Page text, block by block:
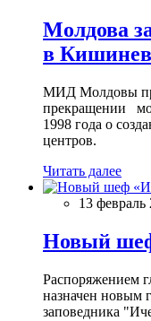
Молдова
в
МИД Молдовы
прекращении
1998 года о
центров.
Читать далее
13 февраль
Новый
Распоряжением
назначен новым
заповедника